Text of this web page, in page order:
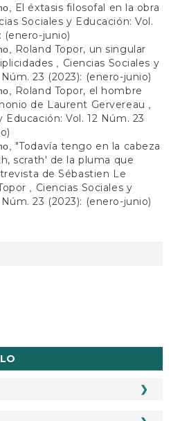
El éxtasis filosofal en la obra
Sociales y Educación: Vol.
(enero-junio)
Roland Topor, un singular
Ciencias Sociales y
23 (2023): (enero-junio)
Roland Topor, el hombre
de Laurent Gervereau
Educación: Vol. 12 Núm. 23
"Todavía tengo en la cabeza
scrath' de la pluma que
de Sébastien Le
Ciencias Sociales y
23 (2023): (enero-junio)